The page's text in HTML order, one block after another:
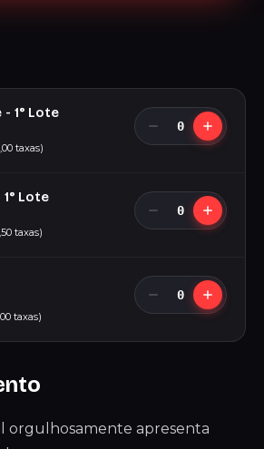
orgulhosamente apresenta
1° Lote
taxas)
0
Lote
taxas)
0
taxas)
0